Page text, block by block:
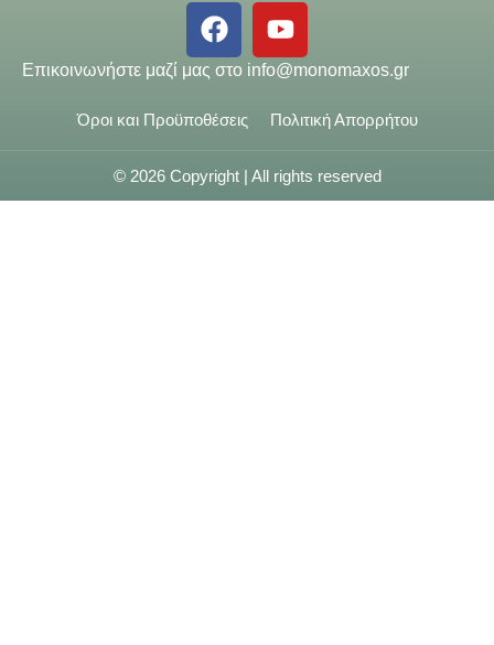
Επικοινωνήστε μαζί μας στο info@monomaxos.gr
Όροι και Προϋποθέσεις Πολιτική Απορρήτου
© 2026 Copyright | All rights reserved